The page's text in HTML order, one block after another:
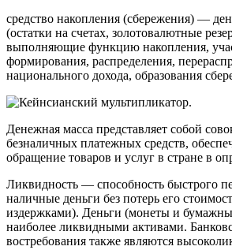
средство накопления (сбережения) —
(остатки на счетах, золотовалютные
выполняющие функцию накопления,
формирования, распределения,
национального дохода, образования
Денежная масса представляет собой
безналичных платежных средств,
обращение товаров и услуг в стране в
Ликвидность — способность быстрого
наличные деньги без потерь его
издержками). Деньги (монеты и
наиболее ликвидными активами.
востребования также являются